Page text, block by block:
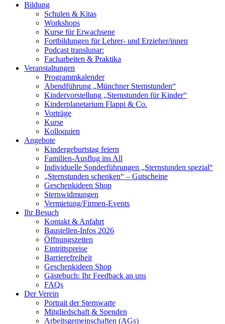
Bildung
Schulen & Kitas
Workshops
Kurse für Erwachsene
Fortbildungen für Lehrer- und Erzieher/innen
Podcast translunar:
Facharbeiten & Praktika
Veranstaltungen
Programmkalender
Abendführung „Münchner Sternstunden“
Kindervorstellung „Sternstunden für Kinder“
Kinderplanetarium Flappi & Co.
Vorträge
Kurse
Kolloquien
Angebote
Kindergeburtstag feiern
Familien-Ausflug ins All
Individuelle Sonderführungen „Sternstunden spezial“
„Sternstunden schenken“ – Gutscheine
Geschenkideen Shop
Sternwidmungen
Vermietung/Firmen-Events
Ihr Besuch
Kontakt & Anfahrt
Baustellen-Infos 2026
Öffnungszeiten
Eintrittspreise
Barrierefreiheit
Geschenkideen Shop
Gästebuch: Ihr Feedback an uns
FAQs
Der Verein
Portrait der Sternwarte
Mitgliedschaft & Spenden
Arbeitsgemeinschaften (AGs)